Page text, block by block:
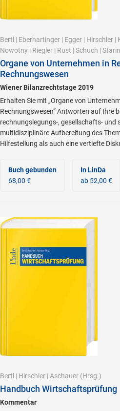
Bertl | Eberhartinger | Egger | Hirschler |
Nowotny | Riegler | Rust | Schuch |
Organe von Unternehmen in
Rechnungswesen
Wiener Bilanzrechtstage 2019
Erhalten Sie mit „Organe von
Rechnungswesen“ Antworten auf Ihre
rechnungslegungs-, gesellschafts- und
multidisziplinäre Aufbereitung des
Hilfestellung als auch eine vertiefte
Buch gebunden
68,00 €
In LinDa
ab 52,00 €
Bertl | Hirschler | Aschauer (Hrsg.)
Handbuch Wirtschaftsprüfung
Kommentar